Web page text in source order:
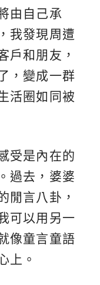
由自己承
我發現周遭
戶和朋友，
，變成一群
活圈如同被
受是內在的
過去，婆婆
閒言八卦，
可以用另一
像童言童語
上。